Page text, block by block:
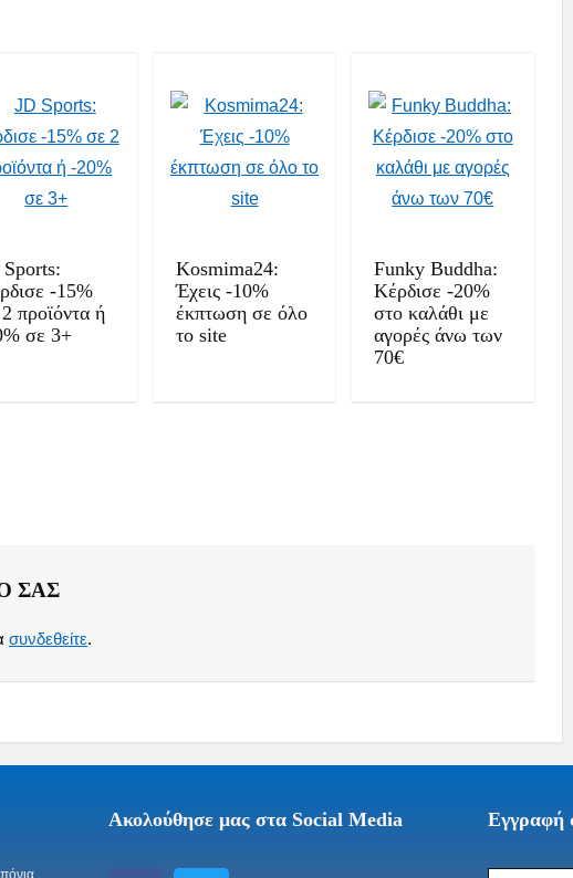
-15%
προϊόντα ή
σε 3+
Kosmima24:
Έχεις -10%
έκπτωση σε όλο
το site
Funky Buddha:
Κέρδισε -20%
στο καλάθι με
αγορές άνω των
70€
ΣΑΣ
συνδεθείτε.
Ακολούθησε μας στα Social Media Εγγραφή